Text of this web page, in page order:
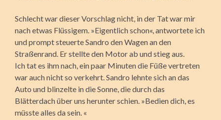
Schlecht war dieser Vorschlag nicht, in der Tat war mir
nach etwas Flüssigem. »Eigentlich schon«, antwortete ich
und prompt steuerte Sandro den Wagen an den
Straßenrand. Er stellte den Motor ab und stieg aus.
Ich tat es ihm nach, ein paar Minuten die Füße vertreten
war auch nicht so verkehrt. Sandro lehnte sich an das
Auto und blinzelte in die Sonne, die durch das
Blätterdach über uns herunter schien. »Bedien dich, es
müsste alles da sein. «